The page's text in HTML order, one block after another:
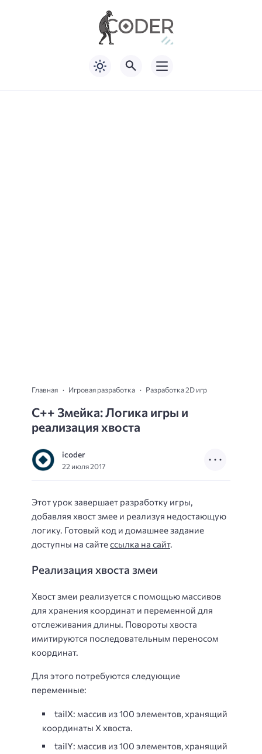
Главная Игровая разработка Разработка 2D игр
C++ Змейка: Логика игры и
реализация хвоста
icoder
22 июля 2017
Этот урок завершает разработку игры,
добавляя хвост змее и реализуя недостающую
логику. Готовый код и домашнее задание
доступны на сайтессылка на сайт.
Реализация хвоста змеи
Хвост змеи реализуется с помощью массивов
для хранения координат и переменной для
отслеживания длины. Повороты хвоста
имитируются последовательным переносом
координат.
Для этого потребуются следующие
переменные:
tailX: массив из 100 элементов, хранящий
координаты X хвоста.
tailY: массив из 100 элементов, хранящий